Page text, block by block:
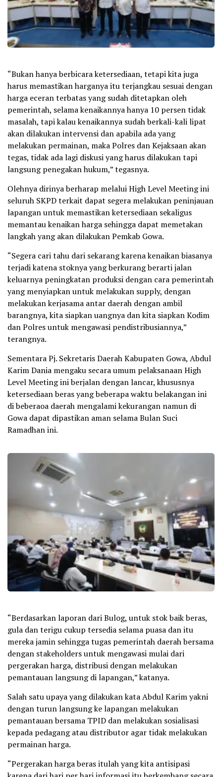
“Bukan hanya berbicara ketersediaan, tetapi kita juga
harus memastikan harganya itu terjangkau sesuai dengan
harga eceran terbatas yang sudah ditetapkan oleh
pemerintah, selama kenaikannya hanya 10 persen tidak
masalah, tapi kalau kenaikannya sudah berkali-kali lipat
akan dilakukan intervensi dan apabila ada yang
melakukan permainan, maka Polres dan Kejaksaan akan
tegas, tidak ada lagi diskusi yang harus dilakukan tapi
langsung penegakan hukum,” tegasnya.
Olehnya dirinya berharap melalui High Level Meeting ini
seluruh SKPD terkait dapat segera melakukan peninjauan
lapangan untuk memastikan ketersediaan sekaligus
memantau kenaikan harga sehingga dapat memetakan
langkah yang akan dilakukan Pemkab Gowa.
“Segera cari tahu dari sekarang karena kenaikan biasanya
terjadi katena stoknya yang berkurang berarti jalan
keluarnya peningkatan produksi dengan cara pemerintah
yang menyiapkan untuk melakukan supply, dengan
melakukan kerjasama antar daerah dengan ambil
barangnya, kita siapkan uangnya dan kita siapkan Kodim
dan Polres untuk mengawasi pendistribusiannya,”
terangnya.
Sementara Pj. Sekretaris Daerah Kabupaten Gowa, Abdul
Karim Dania mengaku secara umum pelaksanaan High
Level Meeting ini berjalan dengan lancar, khususnya
ketersediaan beras yang beberapa waktu belakangan ini
di beberaoa daerah mengalami kekurangan namun di
Gowa dapat dipastikan aman selama Bulan Suci
Ramadhan ini.
“Berdasarkan laporan dari Bulog, untuk stok baik beras,
gula dan terigu cukup tersedia selama puasa dan itu
mereka jamin sehingga tugas pemerintah daerah bersama
dengan stakeholders untuk mengawasi mulai dari
pergerakan harga, distribusi dengan melakukan
pemantauan langsung di lapangan,” katanya.
Salah satu upaya yang dilakukan kata Abdul Karim yakni
dengan turun langsung ke lapangan melakukan
pemantauan bersama TPID dan melakukan sosialisasi
kepada pedagang atau distributor agar tidak melakukan
permainan harga.
“Pergerakan harga beras itulah yang kita antisipasi